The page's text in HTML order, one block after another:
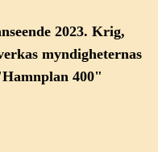
2023. Krig,
myndigheternas
400"